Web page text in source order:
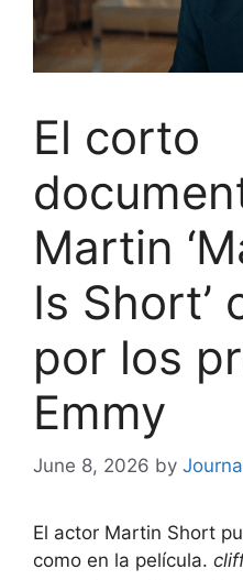
El corto
Martin
Is Short’
por los
Emmy
June 8, 2026 by
El actor Martin Short
como en la película.